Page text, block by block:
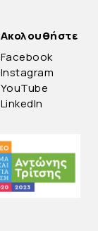
Ακολουθήστε
Facebook
Instagram
YouTube
LinkedIn